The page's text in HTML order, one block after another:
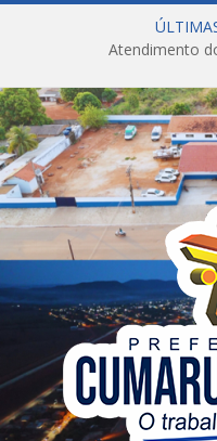
Atendimento